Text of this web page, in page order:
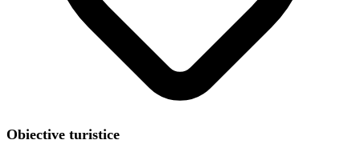
Obiective turistice